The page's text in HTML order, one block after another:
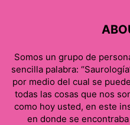
Somos un grupo de
sencilla palabra:
por medio del cual se
todas las cosas que nos
como hoy usted, en este
en donde se